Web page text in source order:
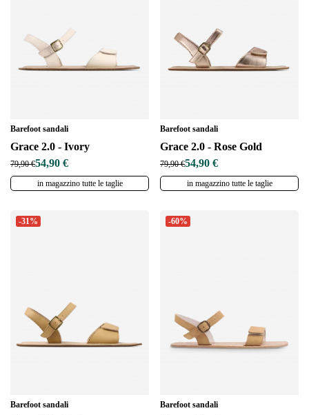
Barefoot sandali
Grace 2.0 - Ivory
79,90 €54,90 €
in magazzino tutte le taglie
Barefoot sandali
Grace 2.0 - Rose Gold
79,90 €54,90 €
in magazzino tutte le taglie
-31%
Barefoot sandali
-60%
Barefoot sandali